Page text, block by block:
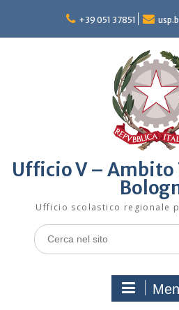
content
+39 051 37851
Ufficio V –
Ufficio scolastico regionale
Search
for: